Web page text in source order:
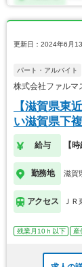
更新日：2024年6月
パート・アルバイト
株式会社ファル
【滋賀県東
い滋賀県下
給与 【
勤務地 滋賀
アクセス Ｊ
残業月10ｈ以下 産